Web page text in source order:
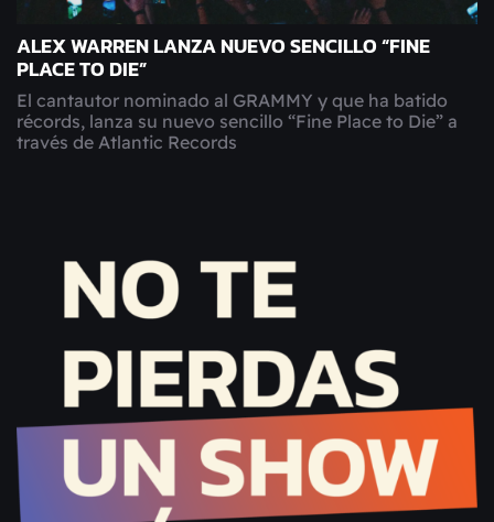
ALEX WARREN LANZA NUEVO SENCILLO “FINE
PLACE TO DIE”
El cantautor nominado al GRAMMY y que ha batido
récords, lanza su nuevo sencillo “Fine Place to Die” a
través de Atlantic Records